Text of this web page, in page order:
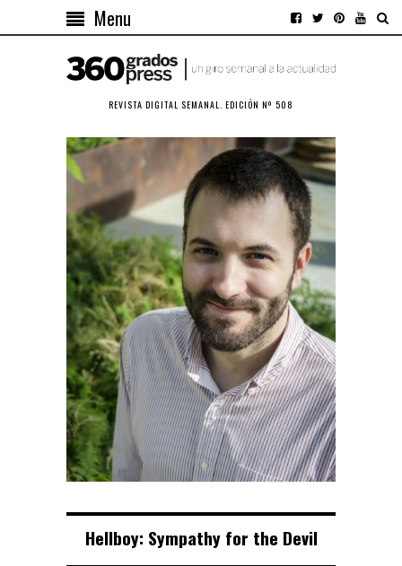
Menu
REVISTA DIGITAL SEMANAL. EDICIÓN Nº 508
Hellboy: Sympathy for the Devil